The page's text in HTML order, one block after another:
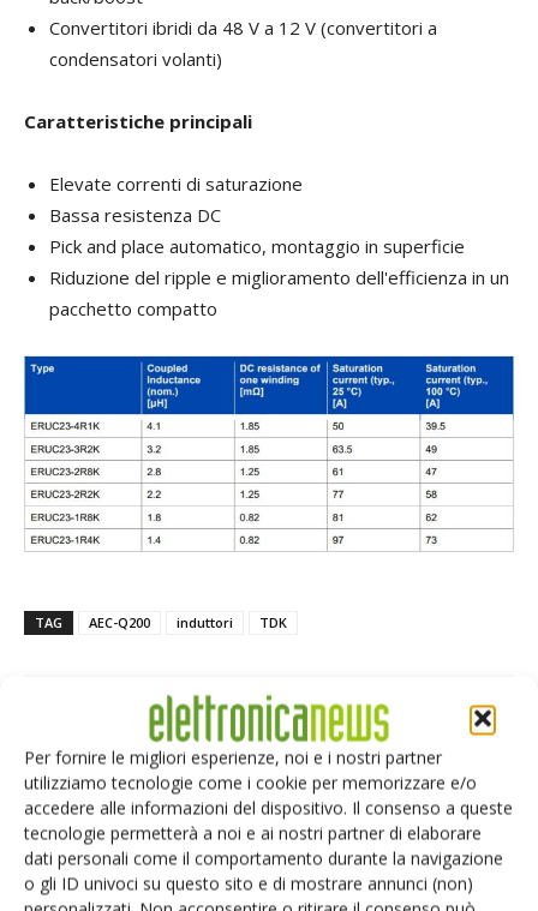
Per fornire le migliori esperienze, noi e i nostri partner
utilizziamo tecnologie come i cookie per memorizzare e/o
accedere alle informazioni del dispositivo. Il consenso a queste
tecnologie permetterà a noi e ai nostri partner di elaborare
dati personali come il comportamento durante la navigazione
o gli ID univoci su questo sito e di mostrare annunci (non)
Convertitori ibridi da 48 V a 12 V (convertitori a
condensatori volanti)
Caratteristiche principali
Elevate correnti di saturazione
Bassa resistenza DC
Pick and place automatico, montaggio in superficie
Riduzione del ripple e miglioramento dell'efficienza in un
pacchetto compatto
TAG AEC-Q200 induttori TDK
Facebook Twitter
ARTICOLI CORRELATI ALTRO DALL'AUTORE